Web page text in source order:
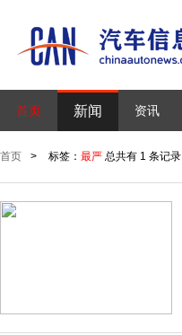
首页 新闻 资讯
首页 > 标签： 最严 总共有 1 条记录